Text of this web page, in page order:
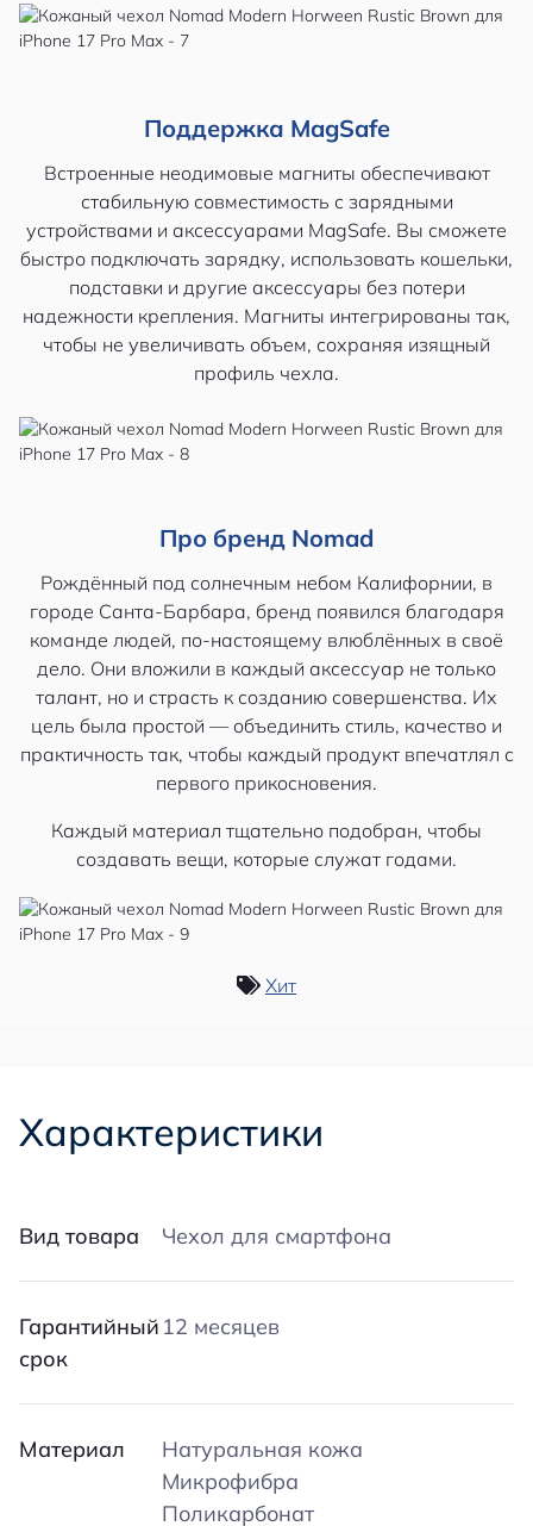
Поддержка MagSafe
Встроенные неодимовые магниты обеспечивают
стабильную совместимость с зарядными
устройствами и аксессуарами MagSafe. Вы сможете
быстро подключать зарядку, использовать кошельки,
подставки и другие аксессуары без потери
надежности крепления. Магниты интегрированы так,
чтобы не увеличивать объем, сохраняя изящный
профиль чехла.
Про бренд Nomad
Рождённый под солнечным небом Калифорнии, в
городе Санта-Барбара, бренд появился благодаря
команде людей, по-настоящему влюблённых в своё
дело. Они вложили в каждый аксессуар не только
талант, но и страсть к созданию совершенства. Их
цель была простой — объединить стиль, качество и
практичность так, чтобы каждый продукт впечатлял с
первого прикосновения.
Каждый материал тщательно подобран, чтобы
создавать вещи, которые служат годами.
Хит
Характеристики
Вид товара Чехол для смартфона
Гарантийный
срок
12 месяцев
Материал
Натуральная кожа
Микрофибра
Поликарбонат